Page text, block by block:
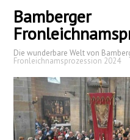
Bamberger
Die wunderbare Welt von
Fronleichnamsprozession 2024